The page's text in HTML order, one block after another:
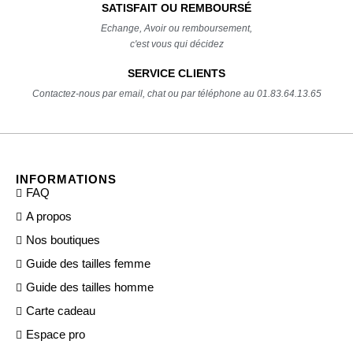
SATISFAIT OU REMBOURSÉ
Echange, Avoir ou remboursement,
c'est vous qui décidez
SERVICE CLIENTS
Contactez-nous par email, chat ou par téléphone au 01.83.64.13.65
INFORMATIONS
FAQ
A propos
Nos boutiques
Guide des tailles femme
Guide des tailles homme
Carte cadeau
Espace pro